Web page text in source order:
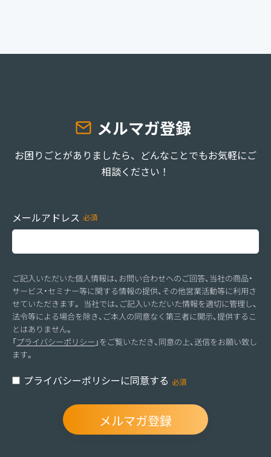
メルマガ登録
お困りごとがありましたら、どんなことでもお気軽にご
相談ください！
メールアドレス
ご記入いただいた個人情報は、お問い合わせへのご回答、当社の商品・
サービス・セミナー等に関する情報の提供、その他営業活動等に利用さ
せていただきます。 当社では、ご記入いただいた情報を適切に管理し、
法令等による場合を除き、ご本人の同意なく第三者に開示、提供するこ
とはありません。
「プライバシーポリシー 」をご覧いただき、同意の上、送信をお願い致し
ます。
プライバシーポリシーに同意する